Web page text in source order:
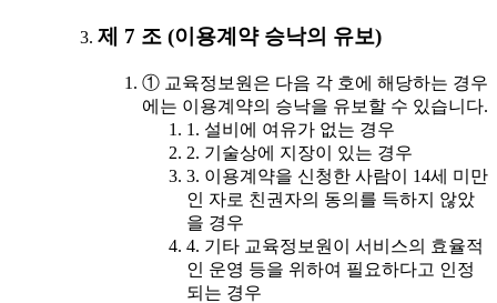
제 7 조 (이용계약 승낙의 유보)
① 교육정보원은 다음 각 호에 해당하는 경우
에는 이용계약의 승낙을 유보할 수 있습니다.
1. 설비에 여유가 없는 경우
2. 기술상에 지장이 있는 경우
3. 이용계약을 신청한 사람이 14세 미만
인 자로 친권자의 동의를 득하지 않았
을 경우
4. 기타 교육정보원이 서비스의 효율적
인 운영 등을 위하여 필요하다고 인정
되는 경우